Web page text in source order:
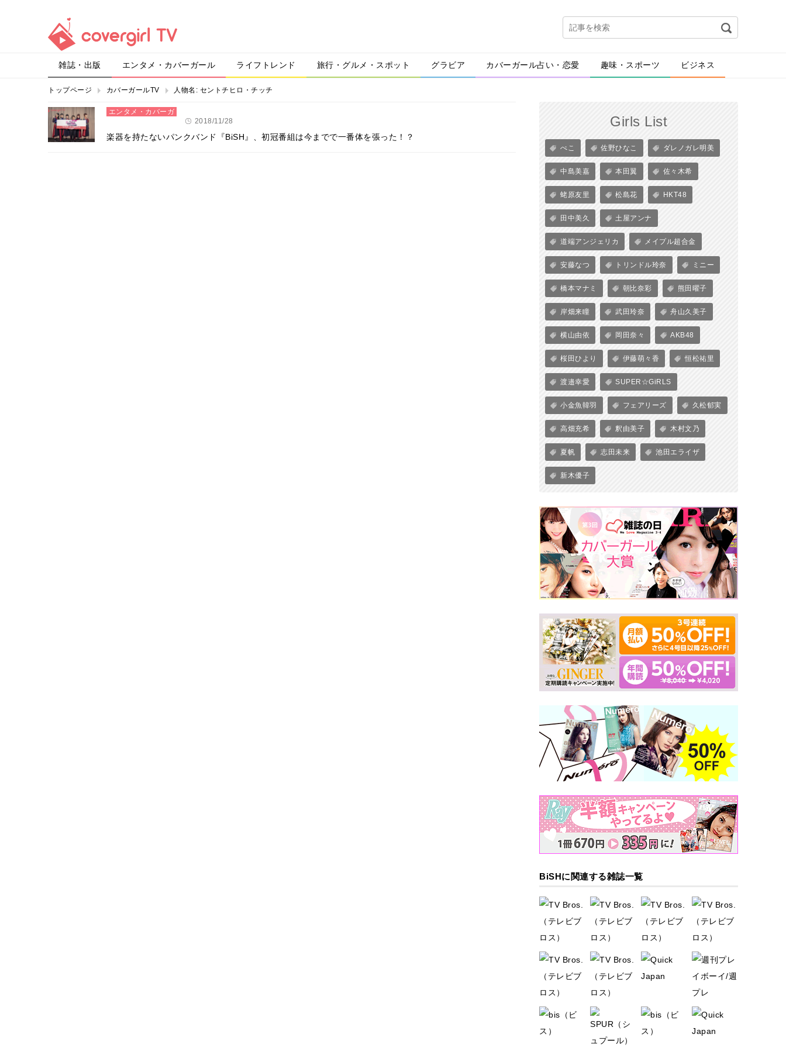
雑誌・出版 エンタメ・カバーガール ライフトレンド 旅行・グルメ・スポット グラビア カバーガール占い・恋愛 趣味・スポーツ ビジネス
トップページ カバーガールTV 人物名: セントチヒロ・チッチ
エンタメ・カバーガ
2018/11/28
楽器を持たないパンクバンド『BiSH』、初冠番組は今までで一番体を張った！？
Girls List
ぺこ 佐野ひなこ ダレノガレ明美
中島美嘉 本田翼 佐々木希
蛯原友里 松島花 HKT48
田中美久 土屋アンナ
道端アンジェリカ メイプル超合金
安藤なつ トリンドル玲奈 ミニー
橋本マナミ 朝比奈彩 熊田曜子
岸畑来瞳 武田玲奈 舟山久美子
横山由依 岡田奈々 AKB48
桜田ひより 伊藤萌々香 恒松祐里
渡邉幸愛 SUPER☆GiRLS
小金魚韓羽 フェアリーズ 久松郁実
高畑充希 釈由美子 木村文乃
夏帆 志田未来 池田エライザ
新木優子
BiSHに関連する雑誌一覧